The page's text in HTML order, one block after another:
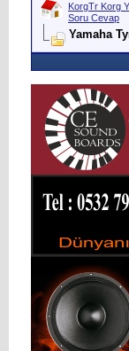
KorgTr Korg
Soru Cevap
Yamaha